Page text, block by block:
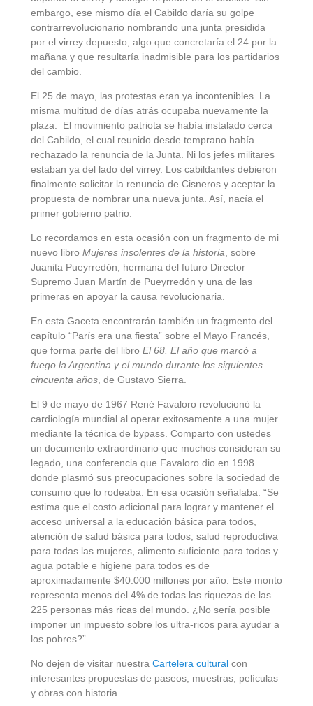
embargo, ese mismo día el Cabildo daría su golpe
contrarrevolucionario nombrando una junta presidida
por el virrey depuesto, algo que concretaría el 24 por la
mañana y que resultaría inadmisible para los partidarios
del cambio.
El 25 de mayo, las protestas eran ya incontenibles. La
misma multitud de días atrás ocupaba nuevamente la
plaza. El movimiento patriota se había instalado cerca
del Cabildo, el cual reunido desde temprano había
rechazado la renuncia de la Junta. Ni los jefes militares
estaban ya del lado del virrey. Los cabildantes debieron
finalmente solicitar la renuncia de Cisneros y aceptar la
propuesta de nombrar una nueva junta. Así, nacía el
primer gobierno patrio.
Lo recordamos en esta ocasión con un fragmento de mi
nuevo libro Mujeres insolentes de la historia , sobre
Juanita Pueyrredón, hermana del futuro Director
Supremo Juan Martín de Pueyrredón y una de las
primeras en apoyar la causa revolucionaria.
En esta Gaceta encontrarán también un fragmento del
capítulo “París era una fiesta” sobre el Mayo Francés,
que forma parte del libro El 68. El año que marcó a
fuego la Argentina y el mundo durante los siguientes
cincuenta años , de Gustavo Sierra.
El 9 de mayo de 1967 René Favaloro revolucionó la
cardiología mundial al operar exitosamente a una mujer
mediante la técnica de bypass. Comparto con ustedes
un documento extraordinario que muchos consideran su
legado, una conferencia que Favaloro dio en 1998
donde plasmó sus preocupaciones sobre la sociedad de
consumo que lo rodeaba. En esa ocasión señalaba: “Se
estima que el costo adicional para lograr y mantener el
acceso universal a la educación básica para todos,
atención de salud básica para todos, salud reproductiva
para todas las mujeres, alimento suficiente para todos y
agua potable e higiene para todos es de
aproximadamente $40.000 millones por año. Este monto
representa menos del 4% de todas las riquezas de las
225 personas más ricas del mundo. ¿No sería posible
imponer un impuesto sobre los ultra-ricos para ayudar a
los pobres?”
No dejen de visitar nuestra Cartelera cultural con
interesantes propuestas de paseos, muestras, películas
y obras con historia.